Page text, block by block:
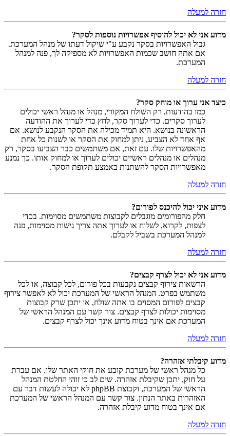
חזרה למעלה
מדוע אני לא יכול להוסיף אפשרויות נוספות לסקר?
גבול האפשרויות בסקר נקבע ע"י שיקול דעתו של מנהל המערכת.
אם אתה חושב שכמות האפשרויות לא מספיקה לך, פנה למנהל
המערכת.
חזרה למעלה
כיצד אני ערוך או מוחק סקר?
כמו בהודעות, רק השולח המקורי, מנהל או מנהל ראשי יכולים
לערוך סקרים. כדי לערוך סקר, לחץ כדי לערוך את ההודעה
הראשונה בנושא. היא תמיד מכילה את הסקר הנקבע לנושא. אם
אף אחד לא הצביע, ניתן למחוק את הסקר או לשנות כל אחת
מהאפשרויות שלו. עם זאת, אם משתמשים כבר הצביעו בסקר, רק
מנהלים או מנהלים ראשיים יכולים לערוך או למחוק אותו. כך נמנע
מאפשרויות הסקר להשתנות באמצע תקופת הסקר.
חזרה למעלה
מדוע איני יכול להיכנס לפורום?
חלק מהפורומים מוגבלים לקבוצות משתמשים מסוימות. בכדי
לצפות, לקרוא, לשלוח או לערוך אתה צריך גישות מסוימות, פנה
למנהל המערכת בשביל לקבלם.
חזרה למעלה
מדוע אני לא יכול לצרף קבצים?
הרשאות צירוף קבצים נקבעות בכל פורום, לכל קבוצה, או לכל
משתמש בפרט. המנהל הראשי של המערכת יכול לא לאפשר צירוף
קבצים לפורום המסוים בו אתה שולח, או יתכן שרק קבוצות
מסוימות יכולות לצרף קבצים. צור קשר עם המנהל הראשי של
המערכת אם אינך בטוח מדוע אינך יכול לצרף קבצים.
חזרה למעלה
מדוע קיבלתי אזהרה?
כל מנהל ראשי של מערכת קובע את חוקי האתר שלו. אם עברת
על חוק, יתכן שקיבלת אזהרה. שים לב כי זוהי החלטת המנהל
הראשי של המערכת, וקבוצת phpBB לא יכולה לעשות דבר עם
האזהרות באתר הנתון. צור קשר עם המנהל הראשי של המערכת
אם אינך בטוח מדוע קיבלת אזהרה.
חזרה למעלה